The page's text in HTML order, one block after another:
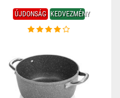
ÚJDONSÁG KEDVEZMÉNY